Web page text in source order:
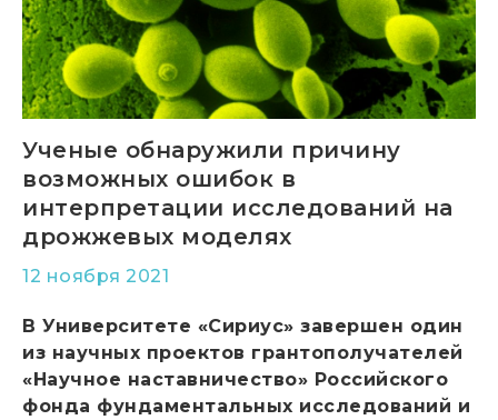
Ученые обнаружили причину
возможных ошибок в
интерпретации исследований на
дрожжевых моделях
12 ноября 2021
В Университете «Сириус» завершен один
из научных проектов грантополучателей
«Научное наставничество» Российского
фонда фундаментальных исследований и